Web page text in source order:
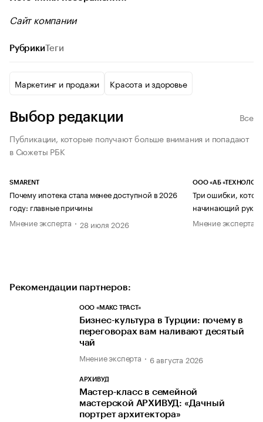
Сайт компании
Рубрики Теги
Маркетинг и продажи Красота и здоровье
Выбор редакции
Все
Публикации, которые получают больше внимания и попадают
в Сюжеты РБК
SMARENT
Почему ипотека стала менее доступной в 2026
году: главные причины
Мнение эксперта
28 июля 2026
ООО «АБ
Три ошибки,
начинающий
Мнение эксперта
Рекомендации партнеров:
ООО «МАКС ТРАСТ»
Бизнес-культура в Турции: почему в
переговорах вам наливают десятый
чай
Мнение эксперта 6 августа 2026
АРХИВУД
Мастер-класс в семейной
мастерской АРХИВУД: «Дачный
портрет архитектора»